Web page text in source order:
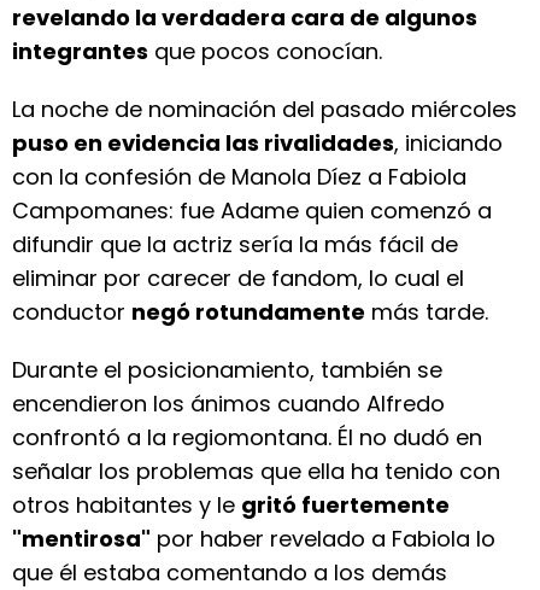
revelando la verdadera cara de algunos
integrantes que pocos conocían.
La noche de nominación del pasado miércoles
puso en evidencia las rivalidades, iniciando
con la confesión de Manola Díez a Fabiola
Campomanes: fue Adame quien comenzó a
difundir que la actriz sería la más fácil de
eliminar por carecer de fandom, lo cual el
conductor negó rotundamente más tarde.
Durante el posicionamiento, también se
encendieron los ánimos cuando Alfredo
confrontó a la regiomontana. Él no dudó en
señalar los problemas que ella ha tenido con
otros habitantes y le gritó fuertemente
"mentirosa" por haber revelado a Fabiola lo
que él estaba comentando a los demás